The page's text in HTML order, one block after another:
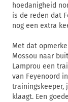
hoedanigheid
is de reden dat
nog een extra
Met dat
Mossou naar
Lamprou een
van Feyenoord
trainingskeeper,
klaagt. Een